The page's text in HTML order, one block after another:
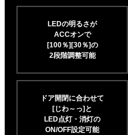
LEDの明るさが
ACCオンで
[100％][30％]の
2段階調整可能
ドア開閉に合わせて
[じわ～っ]と
LED点灯・消灯の
ON/OFF設定可能